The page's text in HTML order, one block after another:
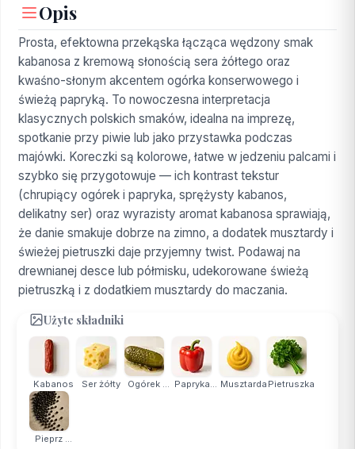
Opis
Prosta, efektowna przekąska łącząca wędzony smak
kabanosa z kremową słonością sera żółtego oraz
kwaśno-słonym akcentem ogórka konserwowego i
świeżą papryką. To nowoczesna interpretacja
klasycznych polskich smaków, idealna na imprezę,
spotkanie przy piwie lub jako przystawka podczas
majówki. Koreczki są kolorowe, łatwe w jedzeniu palcami i
szybko się przygotowuje — ich kontrast tekstur
(chrupiący ogórek i papryka, sprężysty kabanos,
delikatny ser) oraz wyrazisty aromat kabanosa sprawiają,
że danie smakuje dobrze na zimno, a dodatek musztardy i
świeżej pietruszki daje przyjemny twist. Podawaj na
drewnianej desce lub półmisku, udekorowane świeżą
pietruszką i z dodatkiem musztardy do maczania.
Użyte składniki
Kabanos Ser żółty Ogórek ... Papryka... Musztarda Pietruszka
Pieprz ...